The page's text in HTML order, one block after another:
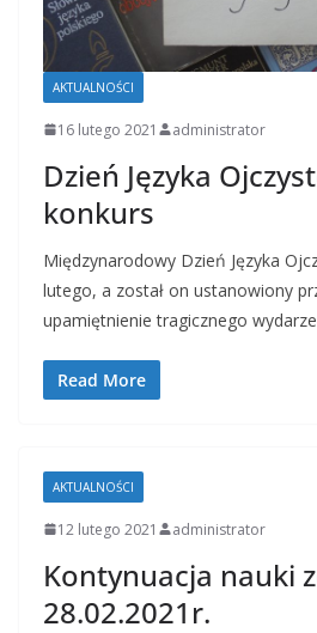
AKTUALNOŚCI
16 lutego 2021 administrator
Dzień Języka
konkurs
Międzynarodowy Dzień Języka
lutego, a został on ustanowiony
upamiętnienie tragicznego
Read More
AKTUALNOŚCI
12 lutego 2021 administrator
Kontynuacja nauki
28.02.2021r.